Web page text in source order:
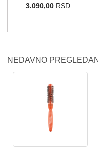
3.090,00RSD
NEDAVNO